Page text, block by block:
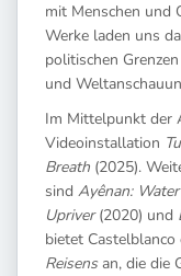
mit Menschen und
Werke laden uns
politischen
und
Im Mittelpunkt der
Videoinstallation
Breath (2025).
sind Ayênan:
Upriver(2020) und
bietet
Reisensan, die die